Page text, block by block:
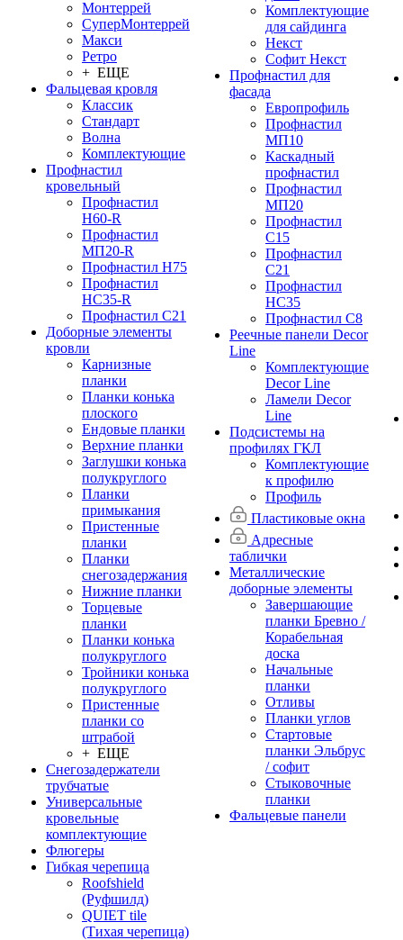
Монтеррей
СуперМонтеррей
Макси
Ретро
+ ЕЩЕ
Фальцевая кровля
Классик
Стандарт
Волна
Комплектующие
Профнастил
кровельный
Профнастил
Н60-R
Профнастил
МП20-R
Профнастил Н75
Профнастил
НС35-R
Профнастил С21
Доборные элементы
кровли
Карнизные
планки
Планки конька
плоского
Ендовые планки
Верхние планки
Заглушки конька
полукруглого
Планки
примыкания
Пристенные
планки
Планки
снегозадержания
Нижние планки
Торцевые
планки
Планки конька
полукруглого
Тройники конька
полукруглого
Пристенные
планки со
штрабой
+ ЕЩЕ
Снегозадержатели
трубчатые
Универсальные
кровельные
комплектующие
Флюгеры
Гибкая черепица
Roofshield
(Руфшилд)
QUIET tile
(Тихая черепица)
Комплектующие
для сайдинга
Некст
Софит Некст
Профнастил для
фасада
Европрофиль
Профнастил
МП10
Каскадный
профнастил
Профнастил
МП20
Профнастил
С15
Профнастил
С21
Профнастил
НС35
Профнастил С8
Реечные панели Decor
Line
Комплектующие
Decor Line
Ламели Decor
Line
Подсистемы на
профилях ГКЛ
Комплектующие
к профилю
Профиль
Пластиковые окна
Адресные
таблички
Металлические
доборные элементы
Завершающие
планки Бревно /
Корабельная
доска
Начальные
планки
Отливы
Планки углов
Стартовые
планки Эльбрус
/ софит
Стыковочные
планки
Фальцевые панели